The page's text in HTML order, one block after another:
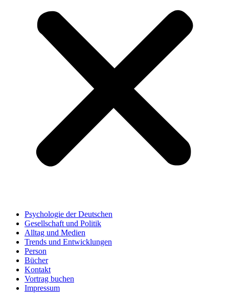
Psychologie der Deutschen
Gesellschaft und Politik
Alltag und Medien
Trends und Entwicklungen
Person
Bücher
Kontakt
Vortrag buchen
Impressum